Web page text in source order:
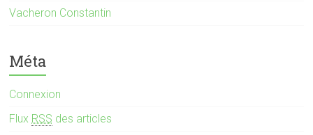
Vacheron Constantin
Méta
Connexion
Flux RSS des articles